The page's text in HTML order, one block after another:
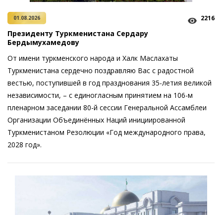
01.08.2026 2216
Президенту Туркменистана Сердару
Бердымухамедову
От имени туркменского народа и Халк Маслахаты
Туркменистана сердечно поздравляю Вас с радостной
вестью, поступившей в год празднования 35-летия великой
независимости, – с единогласным принятием на 106-м
пленарном заседании 80-й сессии Генеральной Ассамблеи
Организации Объединённых Наций инициированной
Туркменистаном Резолюции «Год международного права,
2028 год».